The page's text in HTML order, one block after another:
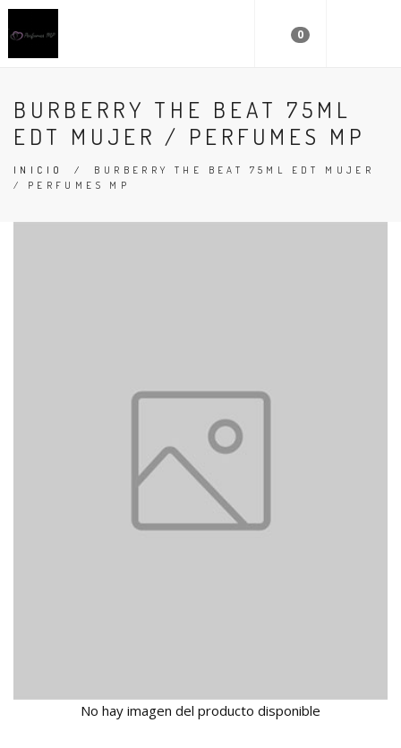
0
BURBERRY THE BEAT 75ML
EDT MUJER / PERFUMES MP
INICIO / BURBERRY THE BEAT 75ML EDT MUJER
/ PERFUMES MP
No hay imagen del producto disponible